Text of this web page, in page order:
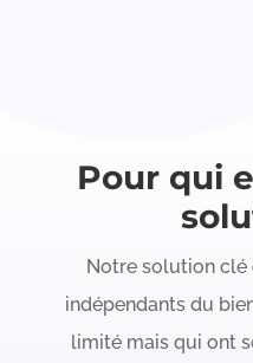
Pour qui
Notre solution clé
indépendants du
limité mais qui ont